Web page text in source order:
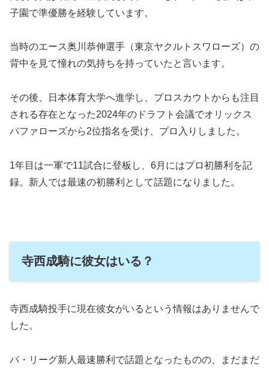
子園で準優勝を経験しています。
当時のエース奥川恭伸選手（東京ヤクルトスワローズ）の
背中を見て憧れの気持ちを持っていたと言います。
その後、日本体育大学へ進学し、プロスカウトからも注目
される存在となった2024年のドラフト会議でオリックス
バファローズから2位指名を受け、プロ入りしました。
1年目は一軍で11試合に登板し、6月にはプロ初勝利を記
録。新人では最速の初勝利として話題になりました。
寺西成騎に彼女はいる？
寺西成騎投手に現在彼女がいるという情報はありませんで
した。
パ・リーグ新人最速勝利で話題となったものの、まだまだ